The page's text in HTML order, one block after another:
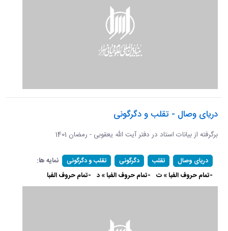
دریای وصال - تقلب و دگرگونی
برگرفته از بیانات استاد در دفتر آیت الله یعقوبی - رمضان 1401
دریای وصال تقلب دگرگونی تقلب و دگرگونی
نمایه ها:
-تمام حروف الفبا » ت -تمام حروف الفبا » د -تمام حروف الفبا